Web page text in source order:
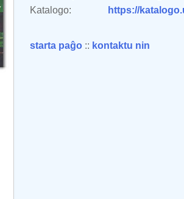
Katalogo:
https://
starta paĝo :: kontaktu nin